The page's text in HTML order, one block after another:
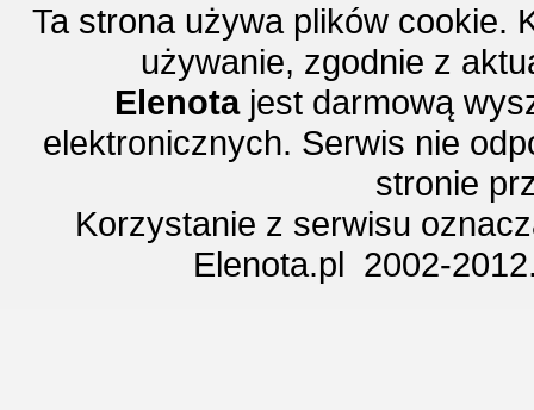
Ta strona używa plików cookie.
używanie, zgodnie z
Elenotajest darmową
elektronicznych. Serwis nie
stronie
Korzystanie z serwisu
Elenota.pl 2002-